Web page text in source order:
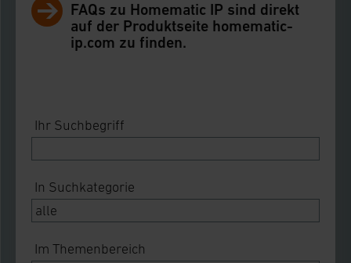
FAQs zu Homematic IP sind direkt
auf der Produktseite homematic-
ip.com zu finden.
Ihr Suchbegriff
In Suchkategorie
Im Themenbereich